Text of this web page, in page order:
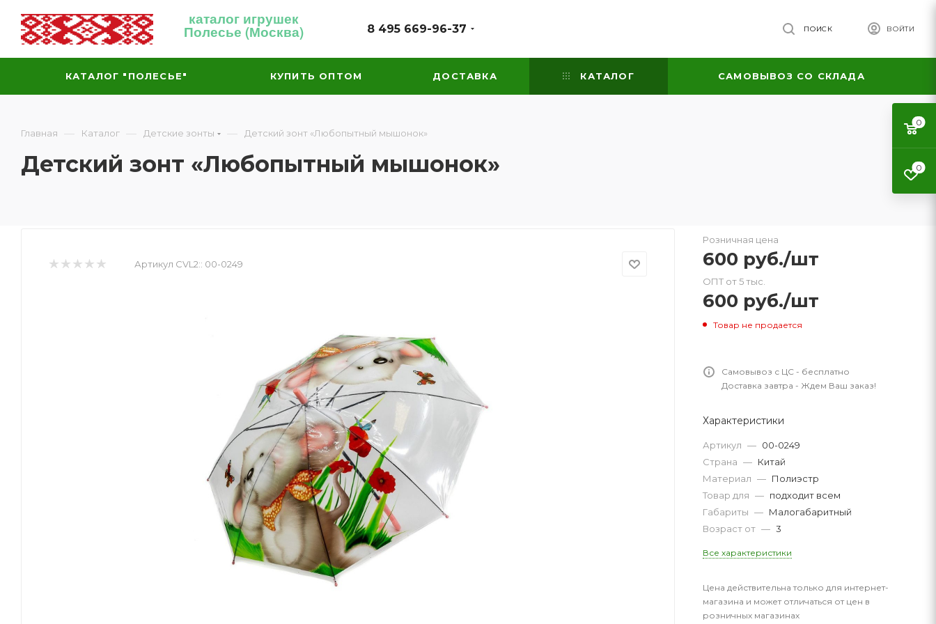
каталог игрушек
Полесье (Москва) 8 495 669-96-37 ВОЙТИ
ПОИСК
КАТАЛОГ "ПОЛЕСЬЕ" КУПИТЬ ОПТОМ ДОСТАВКА КАТАЛОГ САМОВЫВОЗ СО СКЛАДА
Главная — Каталог — Детские зонты — Детский зонт «Любопытный мышонок»
Детский зонт «Любопытный мышонок»
Артикул CVL2:: 00-0249
Розничная цена
600 руб./шт
ОПТ от 5 тыс.
600 руб./шт
Товар не продается
Самовывоз с ЦС - бесплатно
Доставка завтра - Ждем Ваш заказ!
Характеристики
Артикул — 00-0249
Страна — Китай
Материал — Полиэстр
Товар для — подходит всем
Габариты — Малогабаритный
Возраст от — 3
Все характеристики
Цена действительна только для интернет-
магазина и может отличаться от цен в
розничных магазинах
0
0